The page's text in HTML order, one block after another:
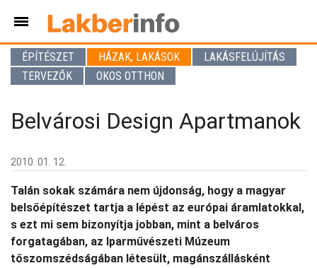
ÉPÍTÉSZET HÁZAK, LAKÁSOK
LAKÁSFELÚJÍTÁS
TERVEZŐK
OKOS OTTHON
Belvárosi Design Apartmanok
2010. 01. 12.
Talán sokak számára nem újdonság, hogy a magyar
belsőépítészet tartja a lépést az európai áramlatokkal,
s ezt mi sem bizonyítja jobban, mint a belváros
forgatagában, az Iparművészeti Múzeum
tőszomszédságában létesült, magánszállásként